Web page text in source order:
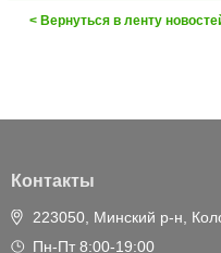
< Вернуться в ленту
Контакты
223050, Минский р-н,
Пн-Пт 8:00-19:00